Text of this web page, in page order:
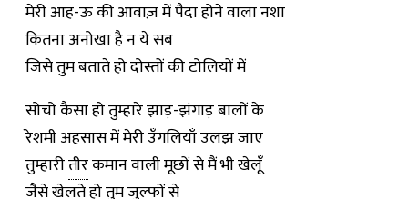
मेरी आह-ऊ की आवाज़ में पैदा होने वाला नशा
कितना अनोखा है न ये सब
जिसे तुम बताते हो दोस्तों की टोलियों में
सोचो कैसा हो तुम्हारे झाड़-झंगाड़ बालों के
रेशमी अहसास में मेरी उँगलियाँ उलझ जाए
तुम्हारीतीरकमान वाली मूछों से मैं भी खेलूँ
जैसे खेलते हो तुम जुल्फों से